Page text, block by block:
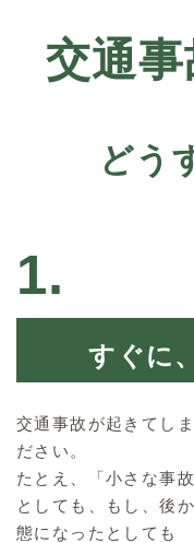
交通事
どう
1.
すぐに
交通事故が起きてし
ださい。
たとえ、「小さな事
としても、もし、後
態になったとしても